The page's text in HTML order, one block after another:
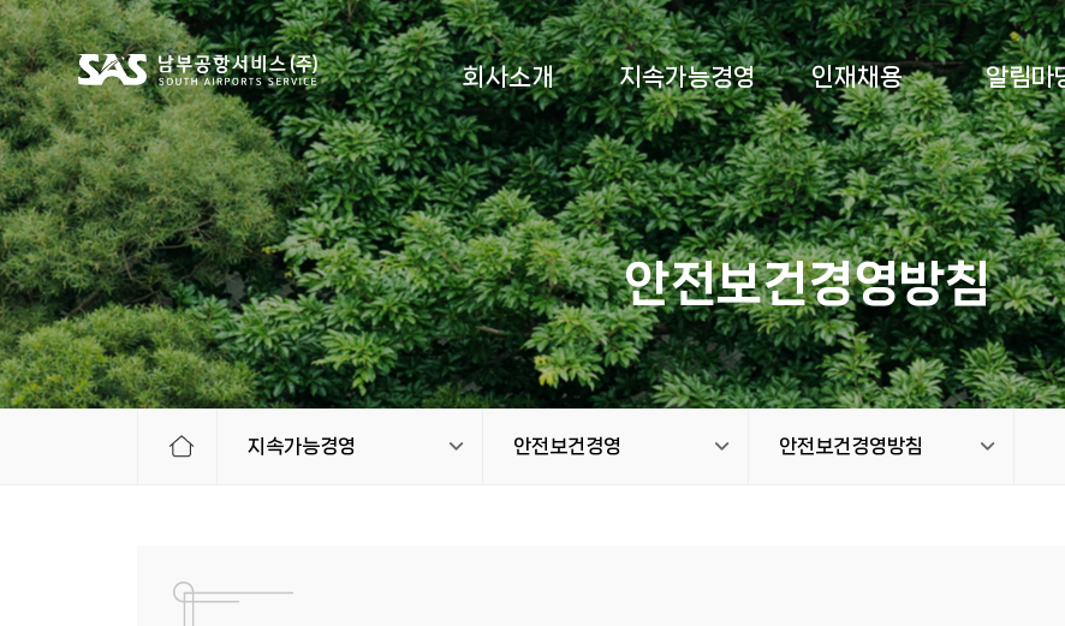
회사소개 지속가능경영 인재채용 알림마
안전보건경영방침
지속가능경영 안전보건경영 안전보건경영방침